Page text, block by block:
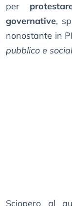
per
governative,
nonostante in
pubblico e
Sciopero al